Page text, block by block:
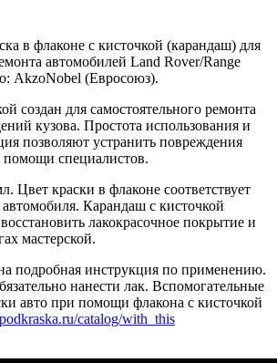
в флаконе с кисточкой (карандаш) для
автомобилей Land Rover/Range
AkzoNobel (Евросоюз).
создан для самостоятельного ремонта
кузова. Простота использования и
позволяют устранить повреждения
помощи специалистов.
Цвет краски в флаконе соответствует
автомобиля. Карандаш с кисточкой
лакокрасочное покрытие и
мастерской.
подробная инструкция по применению.
нанести лак. Вспомогательные
авто при помощи флакона с кисточкой
catalog/with_this